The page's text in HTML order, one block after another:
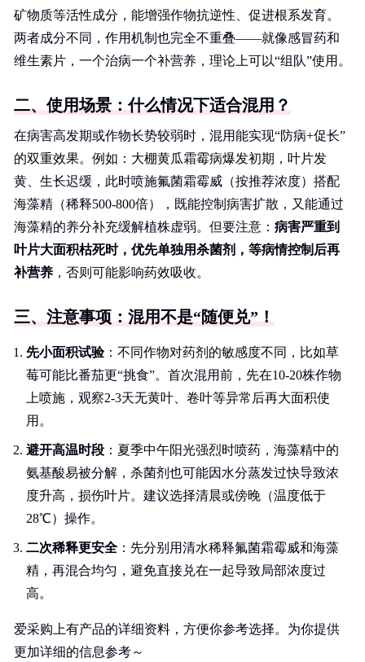
矿物质等活性成分，能增强作物抗逆性、促进根系发育。
两者成分不同，作用机制也完全不重叠——就像感冒药和
维生素片，一个治病一个补营养，理论上可以“组队”使用。
二、使用场景：什么情况下适合混用？
在病害高发期或作物长势较弱时，混用能实现“防病+促长”
的双重效果。例如：大棚黄瓜霜霉病爆发初期，叶片发
黄、生长迟缓，此时喷施氟菌霜霉威（按推荐浓度）搭配
海藻精（稀释500-800倍），既能控制病害扩散，又能通过
海藻精的养分补充缓解植株虚弱。但要注意： 病害严重到
叶片大面积枯死时，优先单独用杀菌剂，等病情控制后再
补营养 ，否则可能影响药效吸收。
三、注意事项：混用不是“随便兑”！
先小面积试验：不同作物对药剂的敏感度不同，比如草
莓可能比番茄更“挑食”。首次混用前，先在10-20株作物
上喷施，观察2-3天无黄叶、卷叶等异常后再大面积使
用。
避开高温时段 ：夏季中午阳光强烈时喷药，海藻精中的
氨基酸易被分解，杀菌剂也可能因水分蒸发过快导致浓
度升高，损伤叶片。建议选择清晨或傍晚（温度低于
28℃）操作。
二次稀释更安全 ：先分别用清水稀释氟菌霜霉威和海藻
精，再混合均匀，避免直接兑在一起导致局部浓度过
高。
爱采购上有产品的详细资料，方便你参考选择。为你提供
更加详细的信息参考～